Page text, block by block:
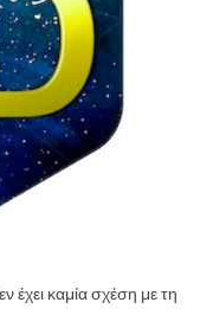
έχει καμία σχέση με τη